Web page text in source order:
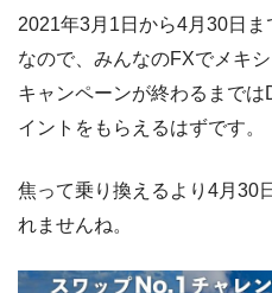
2021年3月1日から4月30日
なので、みんなのFXでメキ
キャンペーンが終わるまで
イントをもらえるはずです。
焦って乗り換えるより4月30
れませんね。